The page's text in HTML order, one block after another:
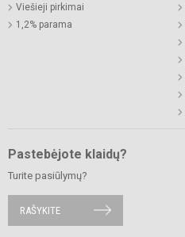
Viešieji pirkimai
1,2% parama
Pastebėjote klaidų?
Turite pasiūlymų?
RAŠYKITE